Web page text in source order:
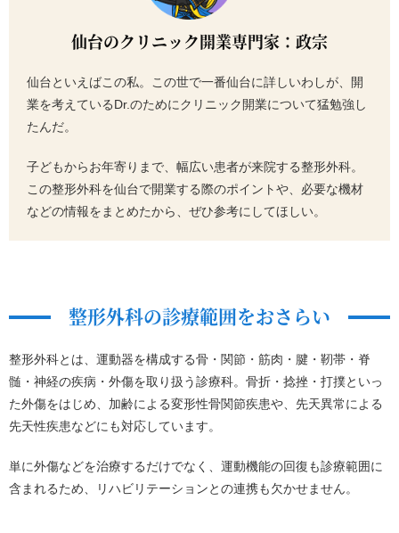
仙台のクリニック開業専門家：政宗
仙台といえばこの私。この世で一番仙台に詳しいわしが、開
業を考えているDr.のためにクリニック開業について猛勉強し
たんだ。
子どもからお年寄りまで、幅広い患者が来院する整形外科。
この整形外科を仙台で開業する際のポイントや、必要な機材
などの情報をまとめたから、ぜひ参考にしてほしい。
整形外科の診療範囲をおさらい
整形外科とは、運動器を構成する骨・関節・筋肉・腱・靭帯・脊
髄・神経の疾病・外傷を取り扱う診療科。骨折・捻挫・打撲といっ
た外傷をはじめ、加齢による変形性骨関節疾患や、先天異常による
先天性疾患などにも対応しています。
単に外傷などを治療するだけでなく、運動機能の回復も診療範囲に
含まれるため、リハビリテーションとの連携も欠かせません。